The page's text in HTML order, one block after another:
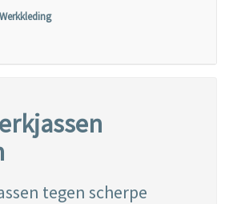
tegen scherpe